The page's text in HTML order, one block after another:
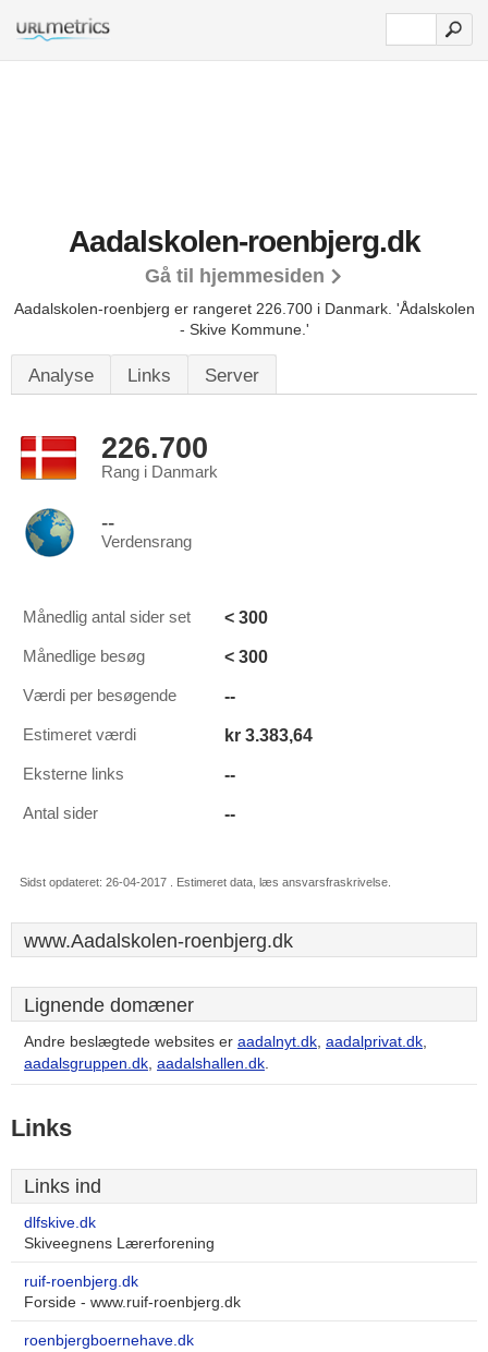
Aadalskolen-roenbjerg.dk
Gå til hjemmesiden
Aadalskolen-roenbjerg er rangeret 226.700 i Danmark. 'Ådalskolen
- Skive Kommune.'
Analyse Links Server
226.700
Rang i Danmark
--
Verdensrang
Månedlig antal sider set < 300
Månedlige besøg < 300
Værdi per besøgende --
Estimeret værdi kr 3.383,64
Eksterne links --
Antal sider --
Sidst opdateret: 26-04-2017 . Estimeret data, læs ansvarsfraskrivelse.
www.Aadalskolen-roenbjerg.dk
Lignende domæner
Andre beslægtede websites er aadalnyt.dk, aadalprivat.dk,
aadalsgruppen.dk, aadalshallen.dk.
Links
Links ind
dlfskive.dk
Skiveegnens Lærerforening
ruif-roenbjerg.dk
Forside - www.ruif-roenbjerg.dk
roenbjergboernehave.dk